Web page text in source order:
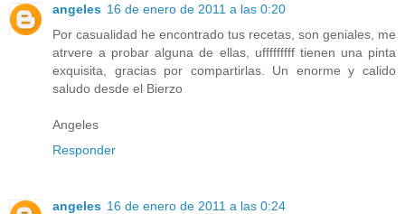
angeles 16 de enero de 2011 a las 0:20
Por casualidad he encontrado tus recetas, son geniales, me
atrvere a probar alguna de ellas, ufffffffff tienen una pinta
exquisita, gracias por compartirlas. Un enorme y calido
saludo desde el Bierzo
Angeles
Responder
angeles 16 de enero de 2011 a las 0:24